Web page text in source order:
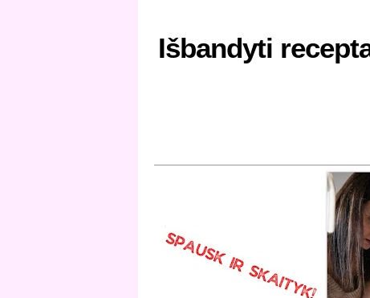
Išbandyti